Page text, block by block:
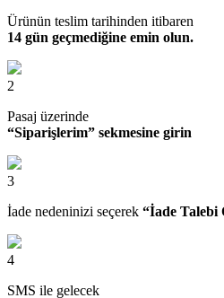
Ürünün teslim tarihinden itibaren
14 gün geçmediğine emin olun.
2
Pasaj üzerinde
“Siparişlerim” sekmesine girin
3
İade nedeninizi seçerek “İade Talebi
4
SMS ile gelecek